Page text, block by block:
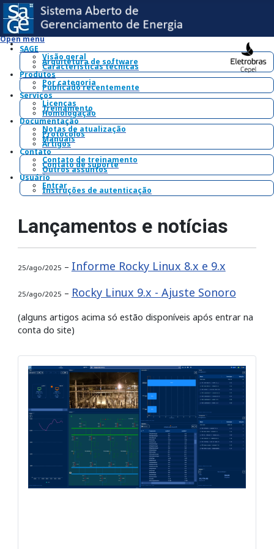
Open menu
SAGE
Visão geral
Arquitetura de software
Características técnicas
Produtos
Por categoria
Publicado recentemente
Serviços
Licenças
Treinamento
Homologação
Documentação
Notas de atualização
Protocolos
Manuais
Artigos
Contato
Contato de treinamento
Contato de suporte
Outros assuntos
Usuário
Entrar
Instruções de autenticação
Lançamentos e notícias
25/ago/2025 – Informe Rocky Linux 8.x e 9.x
25/ago/2025 – Rocky Linux 9.x - Ajuste Sonoro
(alguns artigos acima só estão disponíveis após entrar na
conta do site)